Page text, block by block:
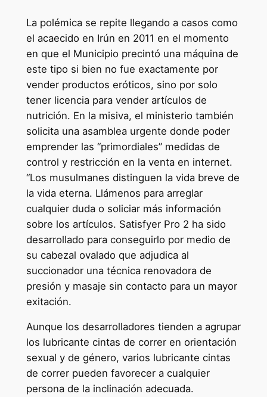
La polémica se repite llegando a casos como
el acaecido en Irún en 2011 en el momento
en que el Municipio precintó una máquina de
este tipo si bien no fue exactamente por
vender productos eróticos, sino por solo
tener licencia para vender artículos de
nutrición. En la misiva, el ministerio también
solicita una asamblea urgente donde poder
emprender las “primordiales” medidas de
control y restricción en la venta en internet.
“Los musulmanes distinguen la vida breve de
la vida eterna. Llámenos para arreglar
cualquier duda o soliciar más información
sobre los artículos. Satisfyer Pro 2 ha sido
desarrollado para conseguirlo por medio de
su cabezal ovalado que adjudica al
succionador una técnica renovadora de
presión y masaje sin contacto para un mayor
exitación.
Aunque los desarrolladores tienden a agrupar
los lubricante cintas de correr en orientación
sexual y de género, varios lubricante cintas
de correr pueden favorecer a cualquier
persona de la inclinación adecuada.